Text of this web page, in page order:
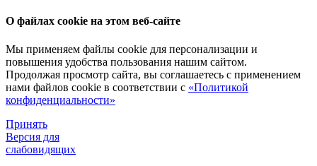
О файлах cookie на этом веб-сайте
Мы применяем файлы cookie для персонализации и
повышения удобства пользования нашим сайтом.
Продолжая просмотр сайта, вы соглашаетесь с применением
нами файлов cookie в соответствии с «Политикой
конфиденциальности»
Принять
Версия для
слабовидящих